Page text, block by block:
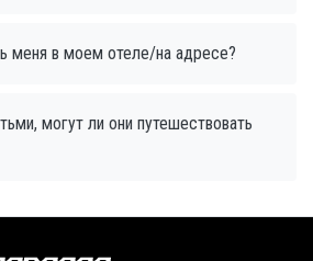
меня в моем отеле/на адресе?
могут ли они путешествовать